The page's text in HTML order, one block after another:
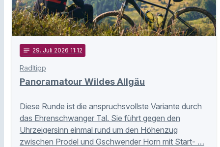
notes 29. Juli 2026 11:12
Radltipp
Panoramatour Wildes Allgäu
Diese Runde ist die anspruchsvollste Variante durch
das Ehrenschwanger Tal. Sie führt gegen den
Uhrzeigersinn einmal rund um den Höhenzug
zwischen Prodel und Gschwender Horn mit Start- …